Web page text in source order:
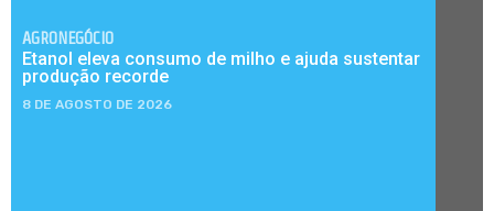
AGRONEGÓCIO
Etanol eleva consumo de milho e ajuda sustentar
produção recorde
8 DE AGOSTO DE 2026